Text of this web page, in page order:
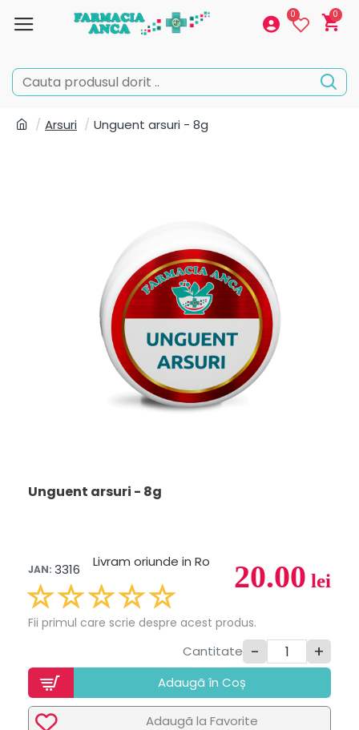
0 0
Arsuri Unguent arsuri - 8g
Unguent arsuri - 8g
20.00 lei
JAN: 3316 Livram oriunde in Ro
Fii primul care scrie despre acest produs.
Cantitate - +
Adaugã în Coș
Adaugã la Favorite